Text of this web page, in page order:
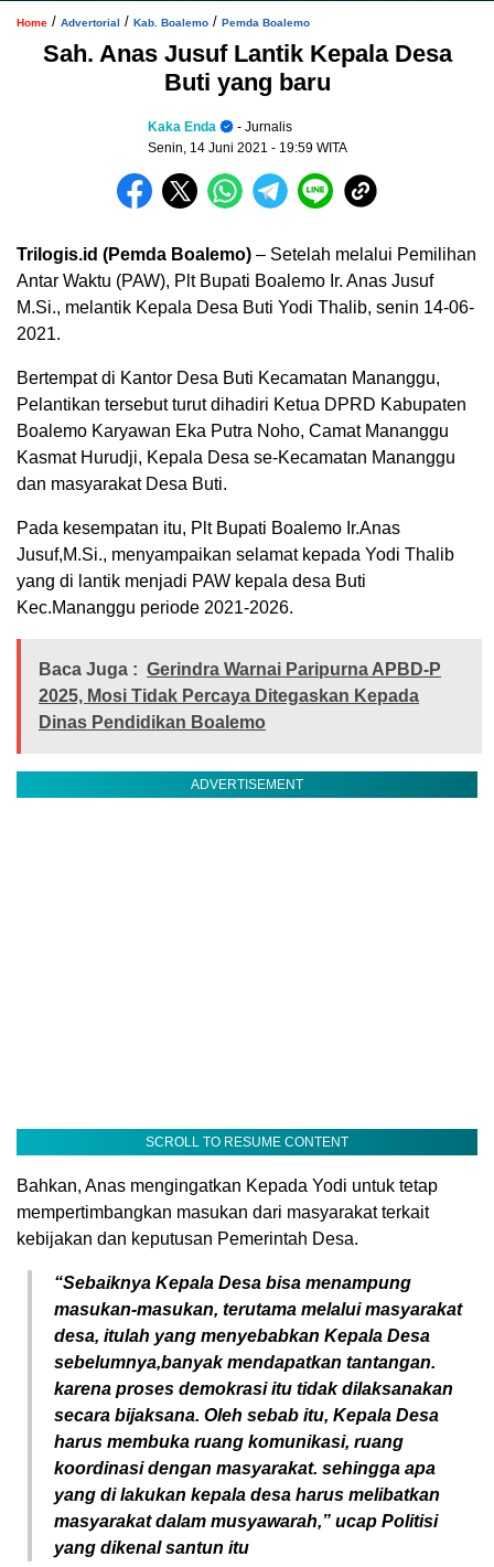
Home / Advertorial / Kab. Boalemo / Pemda Boalemo
Sah. Anas Jusuf Lantik Kepala Desa
Buti yang baru
Kaka Enda
- Jurnalis
Senin, 14 Juni 2021 - 19:59 WITA
Trilogis.id (Pemda Boalemo) – Setelah melalui Pemilihan
Antar Waktu (PAW), Plt Bupati Boalemo Ir. Anas Jusuf
M.Si., melantik Kepala Desa Buti Yodi Thalib, senin 14-06-
2021.
Bertempat di Kantor Desa Buti Kecamatan Mananggu,
Pelantikan tersebut turut dihadiri Ketua DPRD Kabupaten
Boalemo Karyawan Eka Putra Noho, Camat Mananggu
Kasmat Hurudji, Kepala Desa se-Kecamatan Mananggu
dan masyarakat Desa Buti.
Pada kesempatan itu, Plt Bupati Boalemo Ir.Anas
Jusuf,M.Si., menyampaikan selamat kepada Yodi Thalib
yang di lantik menjadi PAW kepala desa Buti
Kec.Mananggu periode 2021-2026.
Baca Juga : Gerindra Warnai Paripurna APBD-P
2025, Mosi Tidak Percaya Ditegaskan Kepada
Dinas Pendidikan Boalemo
ADVERTISEMENT
SCROLL TO RESUME CONTENT
Bahkan, Anas mengingatkan Kepada Yodi untuk tetap
mempertimbangkan masukan dari masyarakat terkait
kebijakan dan keputusan Pemerintah Desa.
“Sebaiknya Kepala Desa bisa menampung
masukan-masukan, terutama melalui masyarakat
desa, itulah yang menyebabkan Kepala Desa
sebelumnya,banyak mendapatkan tantangan.
karena proses demokrasi itu tidak dilaksanakan
secara bijaksana. Oleh sebab itu, Kepala Desa
harus membuka ruang komunikasi, ruang
koordinasi dengan masyarakat. sehingga apa
yang di lakukan kepala desa harus melibatkan
masyarakat dalam musyawarah,” ucap Politisi
yang dikenal santun itu